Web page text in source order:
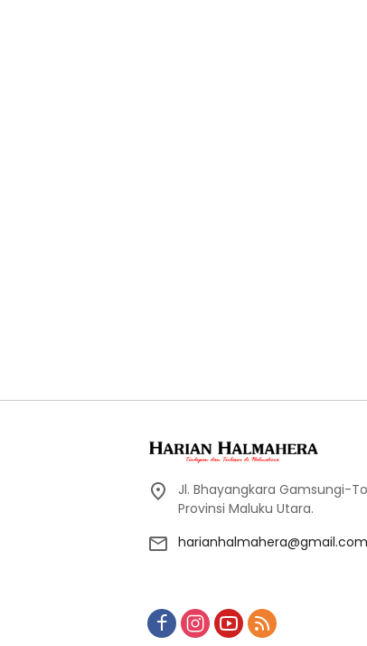
Jl. Bhayangkara Gamsungi-
Provinsi Maluku Utara.
harianhalmahera@gmail.com